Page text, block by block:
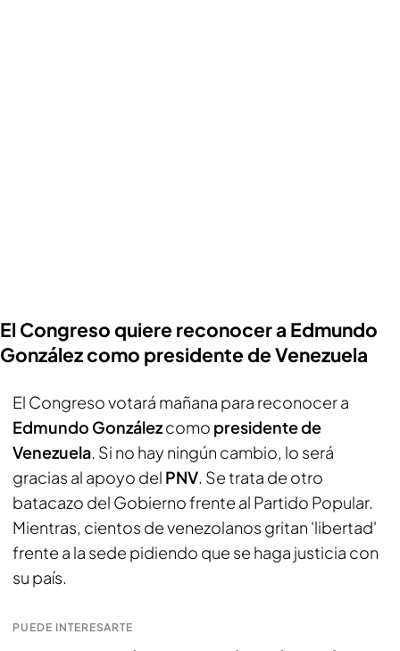
El Congreso quiere reconocer a Edmundo
González como presidente de Venezuela
El Congreso votará mañana para reconocer a
Edmundo Gonzálezcomo presidente de
Venezuela. Si no hay ningún cambio, lo será
gracias al apoyo del PNV. Se trata de otro
batacazo del Gobierno frente al Partido Popular.
Mientras, cientos de venezolanos gritan 'libertad'
frente a la sede pidiendo que se haga justicia con
su país.
PUEDE INTERESARTE